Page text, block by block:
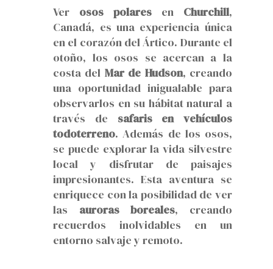
Ver osos polares en Churchill,
Canadá, es una experiencia única
en el corazón del Ártico. Durante el
otoño, los osos se acercan a la
costa del Mar de Hudson, creando
una oportunidad inigualable para
observarlos en su hábitat natural a
través de safaris en vehículos
todoterreno. Además de los osos,
se puede explorar la vida silvestre
local y disfrutar de paisajes
impresionantes. Esta aventura se
enriquece con la posibilidad de ver
las auroras boreales, creando
recuerdos inolvidables en un
entorno salvaje y remoto.